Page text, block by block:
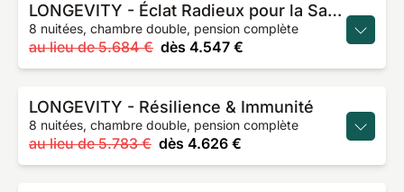
LONGEVITY - Éclat Radieux pour la Santé des Femmes
8 nuitées, chambre double, pension complète
au lieu de 5.684 € dès 4.547 €
LONGEVITY - Résilience & Immunité
8 nuitées, chambre double, pension complète
au lieu de 5.783 € dès 4.626 €